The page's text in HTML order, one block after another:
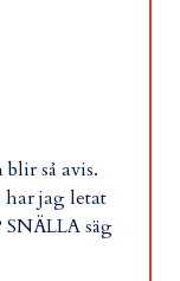
så avis.
jag letat
SNÄLLA säg